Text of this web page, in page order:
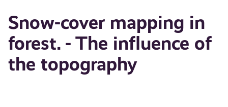
Snow-cover mapping in
forest. - The influence of
the topography